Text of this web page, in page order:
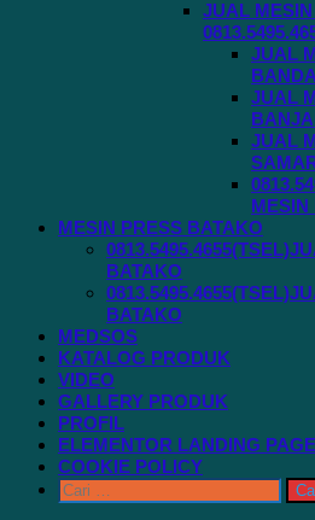
JUAL
JUAL
JUAL
JUAL
MESIN
MESIN PRESS BATAKO
BATAKO
BATAKO
MEDSOS
KATALOG PRODUK
VIDEO
GALLERY PRODUK
PROFIL
ELEMENTOR LANDING
COOKIE POLICY
Cari
untuk: